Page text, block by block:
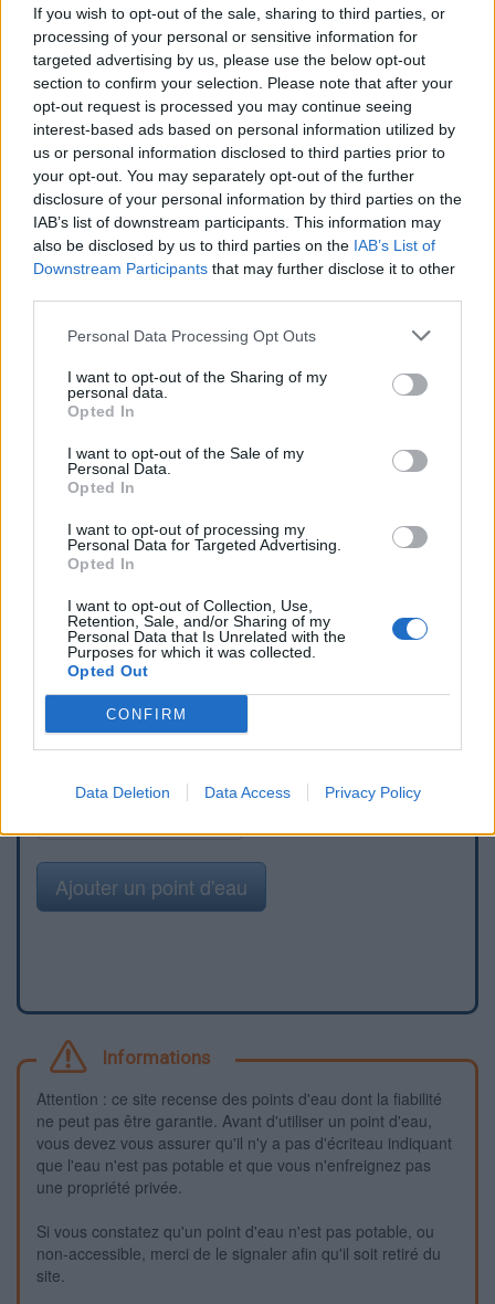
If you wish to opt-out of the sale, sharing to third parties, or
processing of your personal or sensitive information for
targeted advertising by us, please use the below opt-out
section to confirm your selection. Please note that after your
opt-out request is processed you may continue seeing
interest-based ads based on personal information utilized by
us or personal information disclosed to third parties prior to
your opt-out. You may separately opt-out of the further
disclosure of your personal information by third parties on the
IAB’s list of downstream participants. This information may
also be disclosed by us to third parties on the IAB’s List of
Downstream Participants that may further disclose it to other
Personal Data Processing Opt Outs
I want to opt-out of the Sharing of my
personal data.
Opted In
I want to opt-out of the Sale of my
Personal Data.
Opted In
I want to opt-out of processing my
Personal Data for Targeted Advertising.
Opted In
I want to opt-out of Collection, Use,
Retention, Sale, and/or Sharing of my
Personal Data that Is Unrelated with the
Purposes for which it was collected.
Opted Out
CONFIRM
Data Deletion Data Access Privacy Policy
Repères visuels
Afficher la carte
Ajouter un point d'eau
Informations
Attention : ce site recense des points d'eau dont la fiabilité
ne peut pas être garantie. Avant d'utiliser un point d'eau,
vous devez vous assurer qu'il n'y a pas d'écriteau indiquant
que l'eau n'est pas potable et que vous n'enfreignez pas
une propriété privée.
Si vous constatez qu'un point d'eau n'est pas potable, ou
non-accessible, merci de le signaler afin qu'il soit retiré du
site.